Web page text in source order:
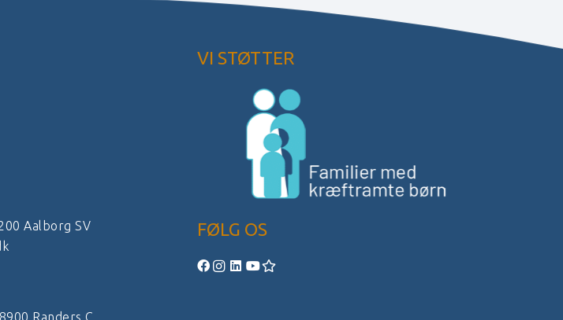
Aalborg SV
Randers C
VI STØTTER
FØLG OS